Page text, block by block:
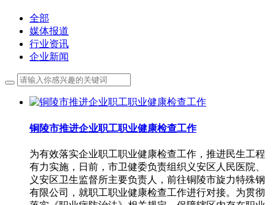
全部
媒体报道
行业资讯
企业新闻
铜陵市推进企业职工职业健康检查工作
为有效落实企业职工职业健康检查工作，推进民生工程
有力实施，日前，市卫健委负责组织义安区人民医院、
义安区卫生监督所主要负责人，前往铜陵市旋力特殊钢
有限公司，就职工职业健康检查工作进行对接。为贯彻